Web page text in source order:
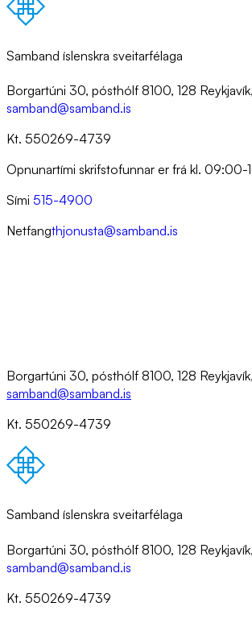
Samband íslenskra sveitarfélaga
Borgartúni 30, pósthólf 8100, 128 Reykjavík,
samband@samband.is
Kt. 550269-4739
Opnunartími skrifstofunnar er frá kl. 09:00-
Sími 515-4900
Netfangthjonusta@samband.is
Borgartúni 30, pósthólf 8100, 128 Reykjavík,
samband@samband.is
Kt. 550269-4739
Samband íslenskra sveitarfélaga
Borgartúni 30, pósthólf 8100, 128 Reykjavík,
samband@samband.is
Kt. 550269-4739